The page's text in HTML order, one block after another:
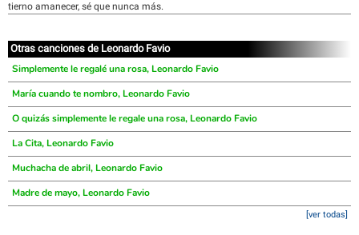
tierno amanecer, sé que nunca más.
Otras canciones de Leonardo Favio
Simplemente le regalé una rosa, Leonardo Favio
María cuando te nombro, Leonardo Favio
O quizás simplemente le regale una rosa, Leonardo Favio
La Cita, Leonardo Favio
Muchacha de abril, Leonardo Favio
Madre de mayo, Leonardo Favio
[ver todas]